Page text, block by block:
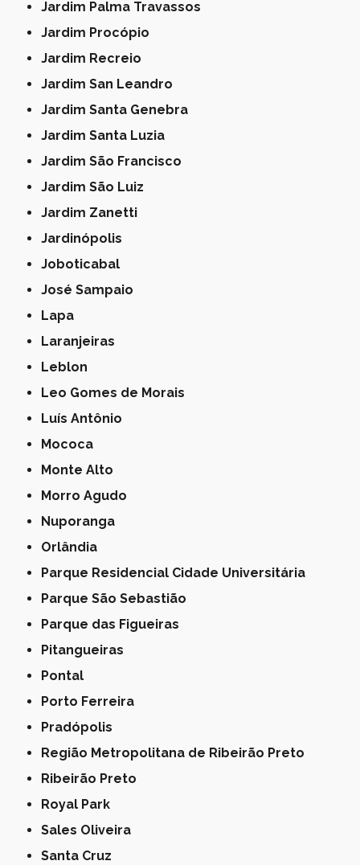
Jardim Palma Travassos
Jardim Procópio
Jardim Recreio
Jardim San Leandro
Jardim Santa Genebra
Jardim Santa Luzia
Jardim São Francisco
Jardim São Luiz
Jardim Zanetti
Jardinópolis
Joboticabal
José Sampaio
Lapa
Laranjeiras
Leblon
Leo Gomes de Morais
Luís Antônio
Mococa
Monte Alto
Morro Agudo
Nuporanga
Orlândia
Parque Residencial Cidade Universitária
Parque São Sebastião
Parque das Figueiras
Pitangueiras
Pontal
Porto Ferreira
Pradópolis
Região Metropolitana de Ribeirão Preto
Ribeirão Preto
Royal Park
Sales Oliveira
Santa Cruz